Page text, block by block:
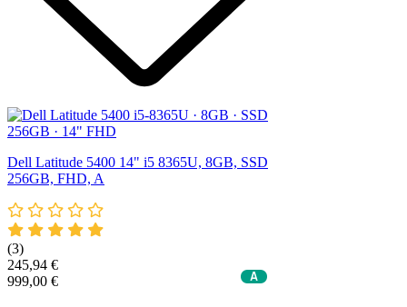
Dell Latitude 5400 14" i5 8365U, 8GB, SSD
256GB, FHD, A
(3)
245,94 €
999,00 €
A